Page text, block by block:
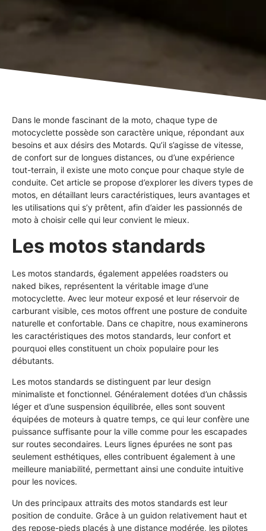
Dans le monde fascinant de la moto, chaque type de
motocyclette possède son caractère unique, répondant aux
besoins et aux désirs des Motards. Qu’il s’agisse de vitesse,
de confort sur de longues distances, ou d’une expérience
tout-terrain, il existe une moto conçue pour chaque style de
conduite. Cet article se propose d’explorer les divers types de
motos, en détaillant leurs caractéristiques, leurs avantages et
les utilisations qui s’y prêtent, afin d’aider les passionnés de
moto à choisir celle qui leur convient le mieux.
Les motos standards
Les motos standards, également appelées roadsters ou
naked bikes, représentent la véritable image d’une
motocyclette. Avec leur moteur exposé et leur réservoir de
carburant visible, ces motos offrent une posture de conduite
naturelle et confortable. Dans ce chapitre, nous examinerons
les caractéristiques des motos standards, leur confort et
pourquoi elles constituent un choix populaire pour les
débutants.
Les motos standards se distinguent par leur design
minimaliste et fonctionnel. Généralement dotées d’un châssis
léger et d’une suspension équilibrée, elles sont souvent
équipées de moteurs à quatre temps, ce qui leur confère une
puissance suffisante pour la ville comme pour les escapades
sur routes secondaires. Leurs lignes épurées ne sont pas
seulement esthétiques, elles contribuent également à une
meilleure maniabilité, permettant ainsi une conduite intuitive
pour les novices.
Un des principaux attraits des motos standards est leur
position de conduite. Grâce à un guidon relativement haut et
des repose-pieds placés à une distance modérée, les pilotes